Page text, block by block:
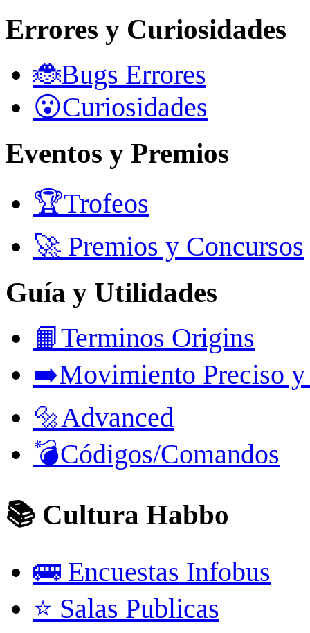
Errores y Curiosidades
🐞Bugs Errores
😮Curiosidades
Eventos y Premios
🏆Trofeos
🚀 Premios y Concursos
Guía y Utilidades
📙Terminos Origins
➡️Movimiento Preciso y
🔩Advanced
💣Códigos/Comandos
📚 Cultura Habbo
🚌 Encuestas Infobus
⭐ Salas Publicas